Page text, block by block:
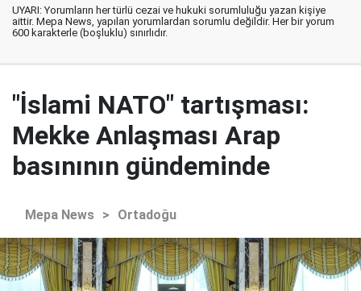
UYARI: Yorumların her türlü cezai ve hukuki sorumluluğu yazan kişiye
aittir. Mepa News, yapılan yorumlardan sorumlu değildir. Her bir yorum
600 karakterle (boşluklu) sınırlıdır.
"İslami NATO" tartışması:
Mekke Anlaşması Arap
basınının gündeminde
Mepa News > Ortadoğu